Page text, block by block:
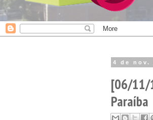
4 de nov.
[06/11/
Paraíba